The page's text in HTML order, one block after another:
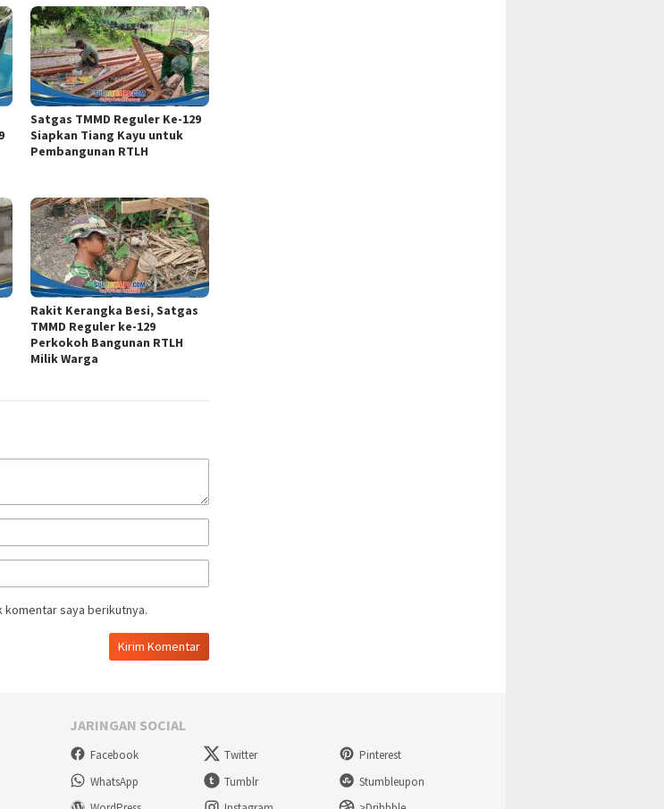
Satgas TMMD Reguler Ke-129
Siapkan Tiang Kayu untuk
Pembangunan RTLH
Rakit Kerangka Besi, Satgas
TMMD Reguler ke-129
Perkokoh Bangunan RTLH
Milik Warga
komentar saya berikutnya.
JARINGAN SOCIAL
Facebook Twitter
Pinterest
WhatsApp
Tumblr
Stumbleupon